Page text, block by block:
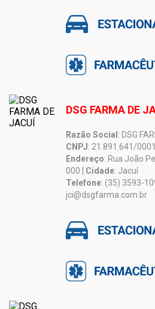
DSG FARMA DE
Razão Social : DSG
CNPJ: 21.891.641/
Endereço: Rua João
000 | Cidade: Jacuí
Telefone: (35) 3593-
jci@dsgfarma.com.br